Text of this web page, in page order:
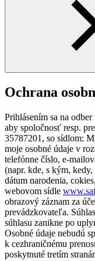
Ochrana
Prihlásením sa na
aby spoločnosť resp.
35787201, so sídlom:
moje osobné údaje v
telefónne číslo, e-
(napr. kde, s kým,
dátum narodenia,
webovom sídle
obrazový záznam za
prevádzkovateľa.
súhlasu zanikne po
Osobné údaje nebudú
k cezhraničnému
poskytnuté tretím